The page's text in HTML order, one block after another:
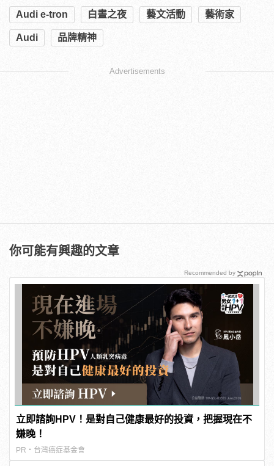
Audi e-tron 白晝之夜 藝文活動 藝術家
Audi 品牌精神
Advertisements
你可能有興趣的文章
立即諮詢HPV！是對自己健康最好的投資，把握現在不
嫌晚！
PR・台灣癌症基金會
Recommended by